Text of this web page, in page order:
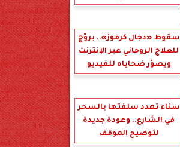
سقوط «دجال كرموز».. يروّج
للعلاج الروحاني عبر الإنترنت
ويصوّر ضحاياه للفيديو
سناء تهدد سلفتها بالسحر
في الشارع.. وعودة جديدة
لتوضيح الموقف